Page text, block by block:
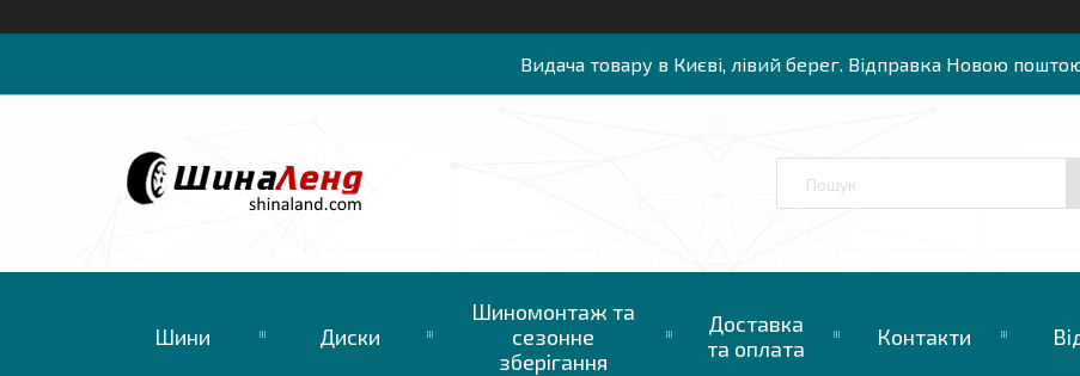
Видача товару в Києві, лівий берег. Відправка Новою
Шини Диски
Шиномонтаж та
сезонне
зберігання
Доставка
та оплата
Контакти